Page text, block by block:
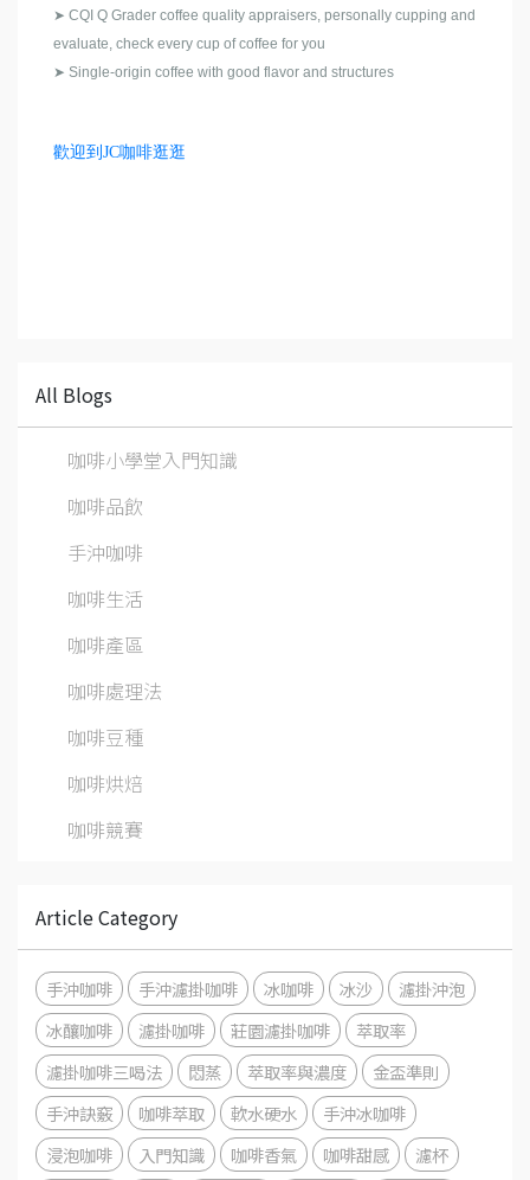
➤ CQI Q Grader coffee quality appraisers, personally cupping and
evaluate, check every cup of coffee for you
➤ Single-origin coffee with good flavor and structures
歡迎到JC咖啡逛逛
All Blogs
咖啡小學堂入門知識
咖啡品飲
手沖咖啡
咖啡生活
咖啡產區
咖啡處理法
咖啡豆種
咖啡烘焙
咖啡競賽
Article Category
手沖咖啡 手沖濾掛咖啡 冰咖啡 冰沙
濾掛沖泡
冰釀咖啡
濾掛咖啡 莊園濾掛咖啡
萃取率
濾掛咖啡三喝法
悶蒸 萃取率與濃度
金盃準則
手沖訣竅
咖啡萃取 軟水硬水
手沖冰咖啡
浸泡咖啡
入門知識 咖啡香氣 咖啡甜感
濾杯